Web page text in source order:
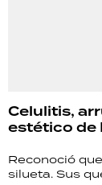
Celulitis,
estético de
Reconoció
silueta. Sus